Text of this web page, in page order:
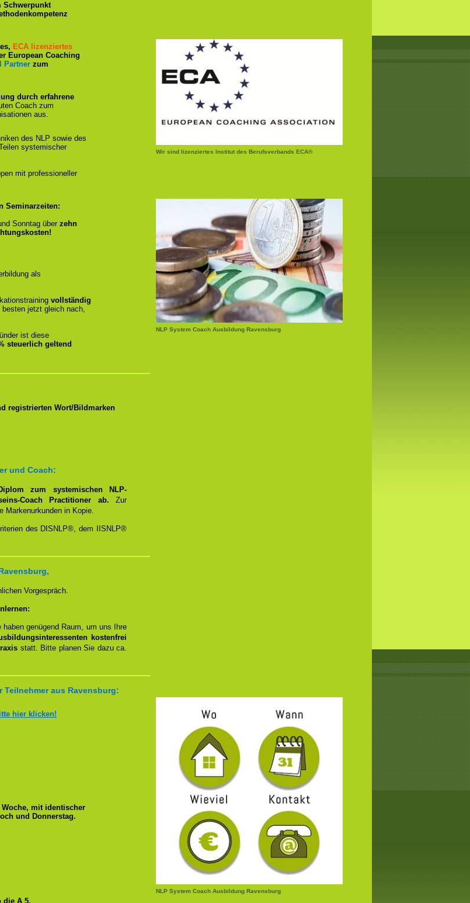
Schwerpunkt
Wir sind lizenziertes Institut des Berufsverbands ECA®
ECA lizenziertes
European Coaching
Partner zum
durch erfahrene
Coach zum
aus.
des NLP sowie des
systemischer
mit professioneller
NLP System Coach Ausbildung Ravensburg
Seminarzeiten:
Sonntag über zehn
als
vollständig
besten jetzt gleich nach,
ist diese
steuerlich geltend
registrierten Wort/Bildmarken
und Coach:
zum systemischen NLP-
Coach Practitioner ab.Zur
Markenurkunden in Kopie.
des DISNLP®, dem IISNLP®
Vorgespräch.
genügend Raum, um uns Ihre
kostenfrei
statt. Bitte planen Sie dazu ca.
aus Ravensburg:
NLP System Coach Ausbildung Ravensburg
hier klicken!
mit identischer
und Donnerstag.
die A 5.